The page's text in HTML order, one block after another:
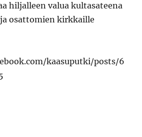
hiljalleen valua kultasateena
osattomien kirkkaille
kaasuputki/posts/6